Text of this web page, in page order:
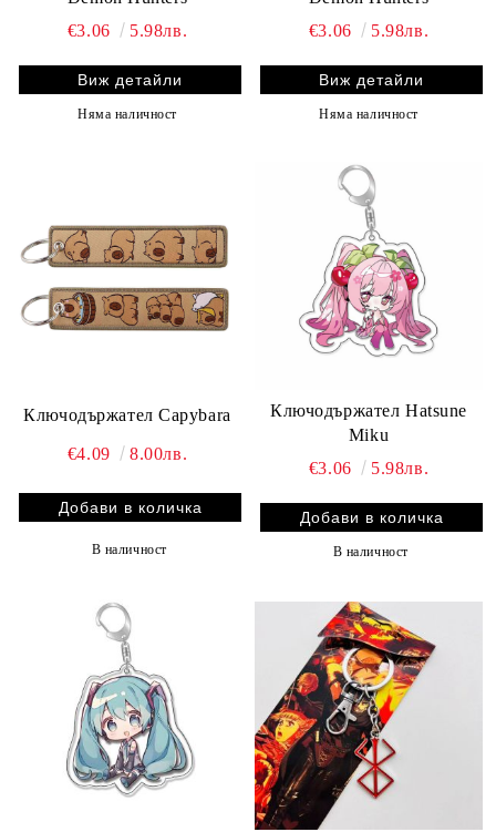
€3.06
5.98лв.
Виж детайли
Няма наличност
€3.06
5.98лв.
Виж детайли
Няма наличност
Ключодържател Capybara
€4.09 8.00лв.
В наличност
Ключодържател Hatsune
Miku
€3.06
5.98лв.
В наличност